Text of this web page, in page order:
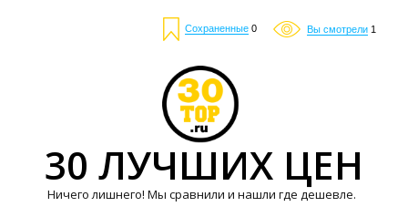
Сохраненные 0 Вы смотрели 1
30 ЛУЧШИХ ЦЕН
Ничего лишнего! Мы сравнили и нашли где дешевле.